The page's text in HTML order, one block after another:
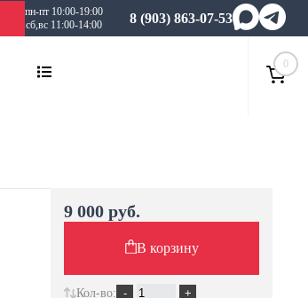
пн-пт 10:00-19:00
сб,вс 11:00-14:00
8 (903) 863-07-53
0
9 000 руб.
В корзину
Кол-во: